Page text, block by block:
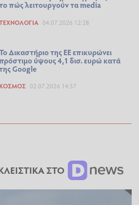
πώς λειτουργούν τα media
04.07.2026 12:28
Δικαστήριο της ΕΕ επικυρώνει
ύψους 4,1 δισ. ευρώ κατά
Google
ΚΌΣΜΟΣ 02.07.2026 14:57
ΣΤΟ